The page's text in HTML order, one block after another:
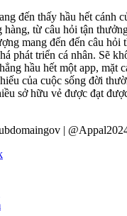
đến thấy hầu hết cánh
hàng, từ câu hỏi tận
mang đến đến câu hỏi
phát triển cá nhân. Sẽ
hầu hết một app, mặt
của cuộc sống đời
sở hữu vẻ được đạt
|